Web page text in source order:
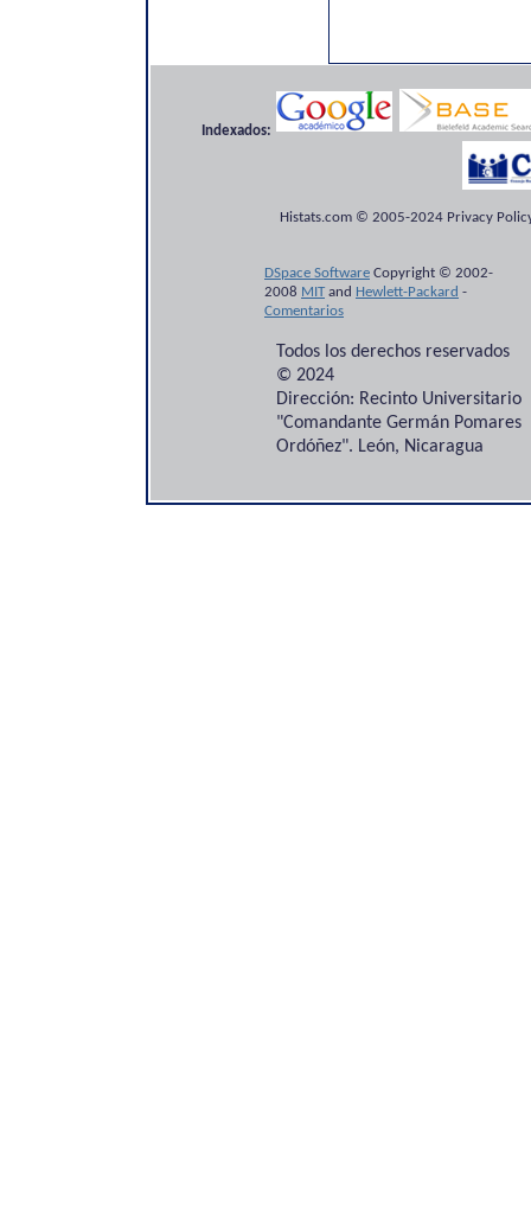
Indexados:
Histats.com © 2005-2024 Privacy
DSpace Software Copyright © 2002-
2008 MITand Hewlett-Packard -
Comentarios
Todos los derechos reservados
© 2024
Dirección: Recinto Universitario
"Comandante Germán Pomares
Ordóñez". León, Nicaragua